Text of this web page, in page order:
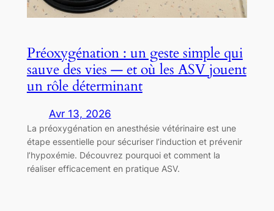
Préoxygénation : un geste simple qui
sauve des vies — et où les ASV jouent
un rôle déterminant
Avr 13, 2026
La préoxygénation en anesthésie vétérinaire est une
étape essentielle pour sécuriser l’induction et prévenir
l’hypoxémie. Découvrez pourquoi et comment la
réaliser efficacement en pratique ASV.